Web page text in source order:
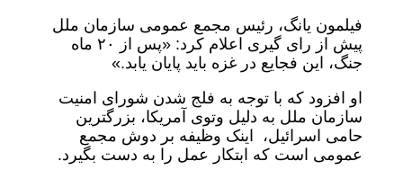
فیلمون یانگ، رئیس مجمع عمومی سازمان ملل
پیش از رای گیری اعلام کرد: «پس از ۲۰ ماه
جنگ، این فجایع در غزه باید پایان یابد.»
او افزود که با توجه به فلج شدن شورای امنیت
سازمان ملل به دلیل وتوی آمریکا، بزرگترین
حامی اسرائیل، اینک وظیفه بر دوش مجمع
عمومی است که ابتکار عمل را به دست بگیرد.